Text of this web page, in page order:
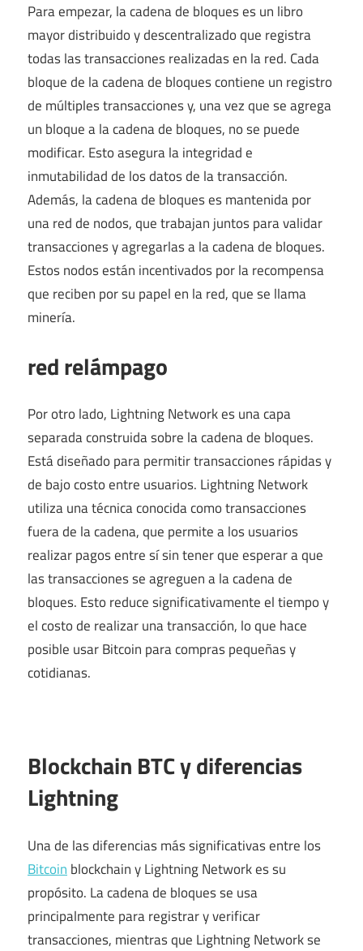
Para empezar, la cadena de bloques es un libro
mayor distribuido y descentralizado que registra
todas las transacciones realizadas en la red. Cada
bloque de la cadena de bloques contiene un registro
de múltiples transacciones y, una vez que se agrega
un bloque a la cadena de bloques, no se puede
modificar. Esto asegura la integridad e
inmutabilidad de los datos de la transacción.
Además, la cadena de bloques es mantenida por
una red de nodos, que trabajan juntos para validar
transacciones y agregarlas a la cadena de bloques.
Estos nodos están incentivados por la recompensa
que reciben por su papel en la red, que se llama
minería.
red relámpago
Por otro lado, Lightning Network es una capa
separada construida sobre la cadena de bloques.
Está diseñado para permitir transacciones rápidas y
de bajo costo entre usuarios. Lightning Network
utiliza una técnica conocida como transacciones
fuera de la cadena, que permite a los usuarios
realizar pagos entre sí sin tener que esperar a que
las transacciones se agreguen a la cadena de
bloques. Esto reduce significativamente el tiempo y
el costo de realizar una transacción, lo que hace
posible usar Bitcoin para compras pequeñas y
cotidianas.
Blockchain BTC y diferencias
Lightning
Una de las diferencias más significativas entre los
Bitcoin blockchain y Lightning Network es su
propósito. La cadena de bloques se usa
principalmente para registrar y verificar
transacciones, mientras que Lightning Network se